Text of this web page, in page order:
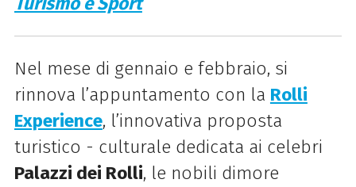
Nel mese di gennaio e febbraio, si
rinnova l’appuntamento con la Rolli
Experience, l’innovativa proposta
turistico - culturale dedicata ai celebri
Palazzi dei Rolli, le nobili dimore